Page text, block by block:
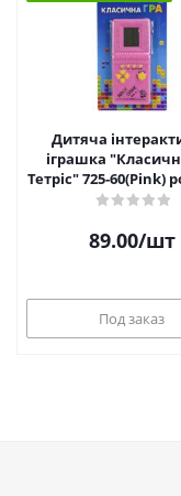
Дитяча
іграшка
Тетріс" 725-60(Pink)
89.00/шт
Под заказ